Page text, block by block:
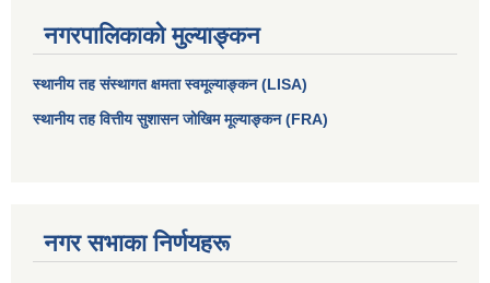
नगरपालिकाको मुल्याङ्कन
स्थानीय तह संस्थागत क्षमता स्वमूल्याङ्कन (LISA)
स्थानीय तह वित्तीय सुशासन जोखिम मूल्याङ्कन (FRA)
नगर सभाका निर्णयहरू